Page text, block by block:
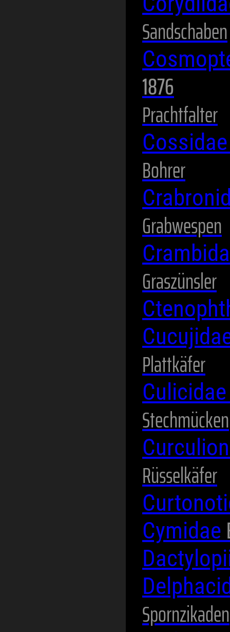
Sandschaben
1876
Prachtfalter
Bohrer
Grabwespen
Graszünsler
Plattkäfer
Stechmücken
Rüsselkäfer
Cymidae
Spornzikaden